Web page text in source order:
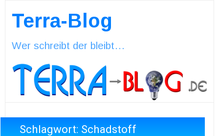
Terra-Blog
Wer schreibt der bleibt…
Schlagwort: Schadstoff